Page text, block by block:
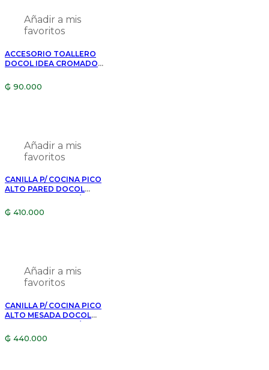
Añadir a mis
favoritos
ACCESORIO TOALLERO
DOCOL IDEA CROMADO
₲ 90.000
Añadir a mis
favoritos
CANILLA P/ COCINA PICO
ALTO PARED DOCOL
00967457
₲ 410.000
Añadir a mis
favoritos
CANILLA P/ COCINA PICO
ALTO MESADA DOCOL
009669063
₲ 440.000